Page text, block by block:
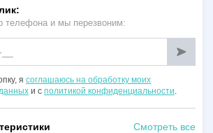
телефона и мы перезвоним:
я соглашаюсь на обработку моих
и с политикой конфиденциальности.
Смотреть все